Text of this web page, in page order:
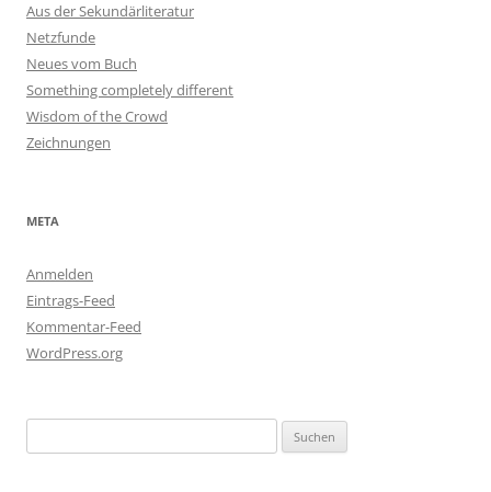
Aus der Sekundärliteratur
Netzfunde
Neues vom Buch
Something completely different
Wisdom of the Crowd
Zeichnungen
META
Anmelden
Eintrags-Feed
Kommentar-Feed
WordPress.org
nach: